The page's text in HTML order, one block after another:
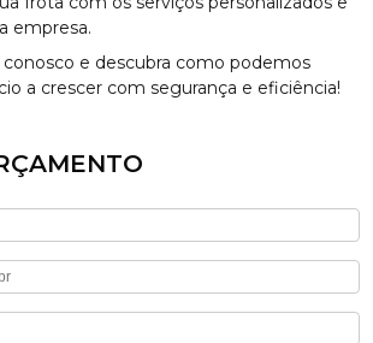
empresa.
e descubra como podemos
a crescer com segurança e eficiência!